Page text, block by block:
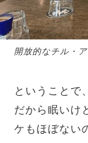
開放的なチル・
ということで
だから眠いけ
ケもほぼない